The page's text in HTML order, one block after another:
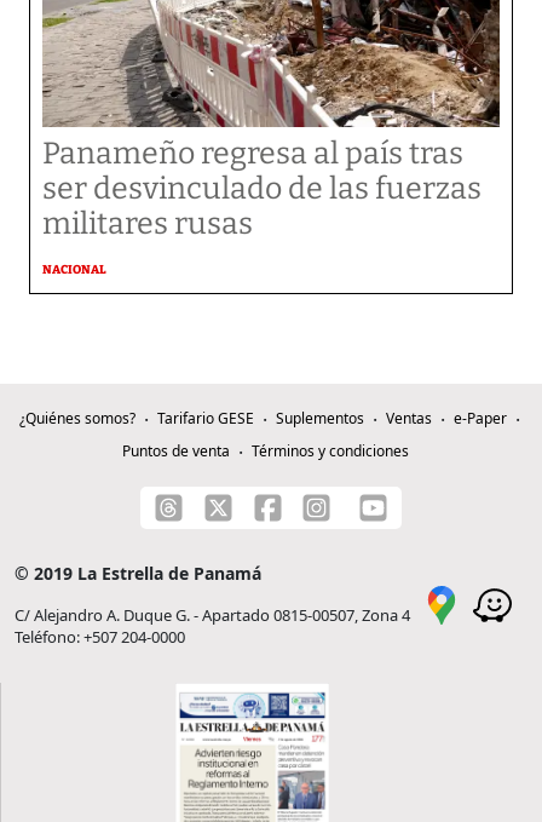
Panameño regresa al país tras
ser desvinculado de las fuerzas
militares rusas
NACIONAL
¿Quiénes somos? Tarifario GESE Suplementos Ventas
e-Paper
Puntos de venta
Términos y condiciones
© 2019 La Estrella de Panamá
C/ Alejandro A. Duque G. - Apartado 0815-00507, Zona 4
Teléfono: +507 204-0000